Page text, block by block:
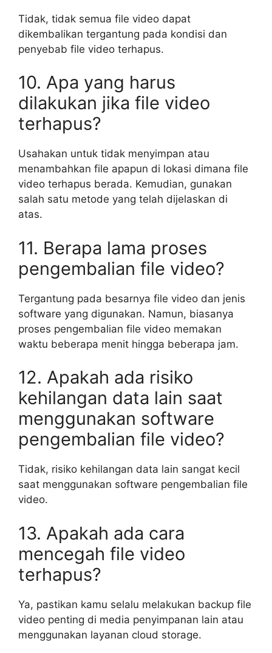
Tidak, tidak semua file video dapat
dikembalikan tergantung pada kondisi dan
penyebab file video terhapus.
10. Apa yang harus
dilakukan jika file video
terhapus?
Usahakan untuk tidak menyimpan atau
menambahkan file apapun di lokasi dimana file
video terhapus berada. Kemudian, gunakan
salah satu metode yang telah dijelaskan di
atas.
11. Berapa lama proses
pengembalian file video?
Tergantung pada besarnya file video dan jenis
software yang digunakan. Namun, biasanya
proses pengembalian file video memakan
waktu beberapa menit hingga beberapa jam.
12. Apakah ada risiko
kehilangan data lain saat
menggunakan software
pengembalian file video?
Tidak, risiko kehilangan data lain sangat kecil
saat menggunakan software pengembalian file
video.
13. Apakah ada cara
mencegah file video
terhapus?
Ya, pastikan kamu selalu melakukan backup file
video penting di media penyimpanan lain atau
menggunakan layanan cloud storage.